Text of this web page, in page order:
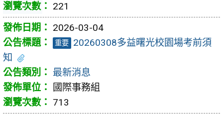
221
2026-03-04
重要 20260308多益曙光校園場考前須
知
最新消息
國際事務組
713